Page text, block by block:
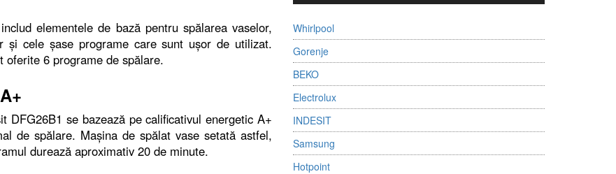
elementele de bază pentru spălarea vaselor,
cele șase programe care sunt ușor de utilizat.
oferite 6 programe de spălare.
se bazează pe calificativul energetic A+
de spălare. Mașina de spălat vase setată astfel,
durează aproximativ 20 de minute.
Whirlpool
Gorenje
BEKO
Electrolux
INDESIT
Samsung
Hotpoint